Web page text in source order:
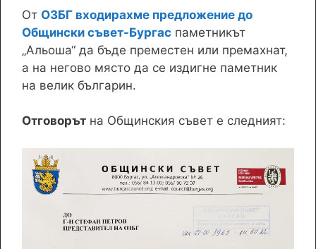
От ОЗБГ входирахме предложение до
Общински съвет-Бургас паметникът
„Альоша“ да бъде преместен или премахнат,
а на негово място да се издигне паметник
на велик българин.
Отговорът на Общинския съвет е следният: